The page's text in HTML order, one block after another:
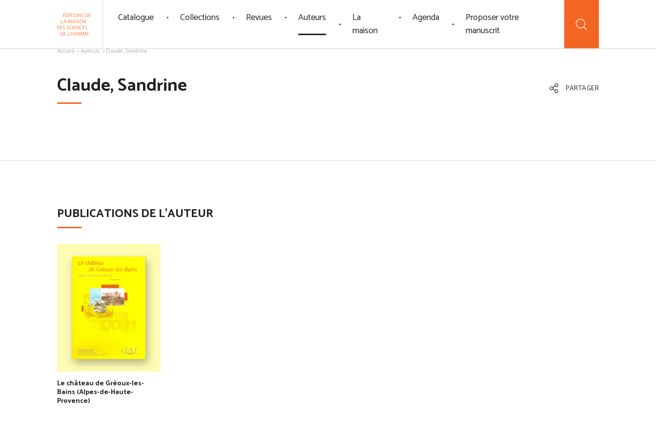
Catalogue Collections Revues Auteurs
La
maison
Agenda
Proposer votre
manuscrit
Accueil Auteurs Claude, Sandrine
Claude, Sandrine PARTAGER
PUBLICATIONS DE L'AUTEUR
Le château de Gréoux-les-
Bains (Alpes-de-Haute-
Provence)